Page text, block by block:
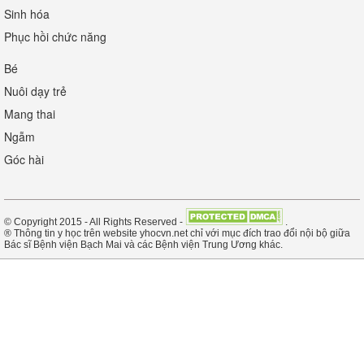
Sinh hóa
Phục hồi chức năng
Bé
Nuôi dạy trẻ
Mang thai
Ngẫm
Góc hài
© Copyright 2015 - All Rights Reserved -
.
® Thông tin y học trên website yhocvn.net chỉ với mục đích trao đổi nội bộ giữa
Bác sĩ Bệnh viện Bạch Mai và các Bệnh viện Trung Ương khác.